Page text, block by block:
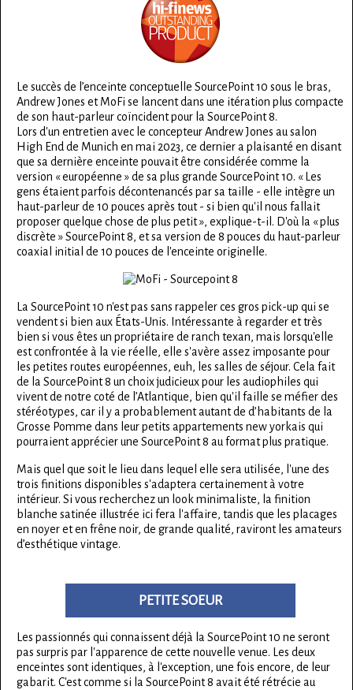
Le succès de l’enceinte conceptuelle SourcePoint 10 sous le bras,
Andrew Jones et MoFi se lancent dans une itération plus compacte
de son haut-parleur coïncident pour la SourcePoint 8.
Lors d'un entretien avec le concepteur Andrew Jones au salon
High End de Munich en mai 2023, ce dernier a plaisanté en disant
que sa dernière enceinte pouvait être considérée comme la
version « européenne » de sa plus grande SourcePoint 10. « Les
gens étaient parfois décontenancés par sa taille - elle intègre un
haut-parleur de 10 pouces après tout - si bien qu'il nous fallait
proposer quelque chose de plus petit », explique-t-il. D'où la « plus
discrète » SourcePoint 8, et sa version de 8 pouces du haut-parleur
coaxial initial de 10 pouces de l'enceinte originelle.
La SourcePoint 10 n'est pas sans rappeler ces gros pick-up qui se
vendent si bien aux États-Unis. Intéressante à regarder et très
bien si vous êtes un propriétaire de ranch texan, mais lorsqu'elle
est confrontée à la vie réelle, elle s'avère assez imposante pour
les petites routes européennes, euh, les salles de séjour. Cela fait
de la SourcePoint 8 un choix judicieux pour les audiophiles qui
vivent de notre coté de l’Atlantique, bien qu'il faille se méfier des
stéréotypes, car il y a probablement autant de d’habitants de la
Grosse Pomme dans leur petits appartements new yorkais qui
pourraient apprécier une SourcePoint 8 au format plus pratique.
Mais quel que soit le lieu dans lequel elle sera utilisée, l'une des
trois finitions disponibles s'adaptera certainement à votre
intérieur. Si vous recherchez un look minimaliste, la finition
blanche satinée illustrée ici fera l'affaire, tandis que les placages
en noyer et en frêne noir, de grande qualité, raviront les amateurs
d’esthétique vintage.
PETITE SOEUR
Les passionnés qui connaissent déjà la SourcePoint 10 ne seront
pas surpris par l'apparence de cette nouvelle venue. Les deux
enceintes sont identiques, à l'exception, une fois encore, de leur
gabarit. C'est comme si la SourcePoint 8 avait été rétrécie au